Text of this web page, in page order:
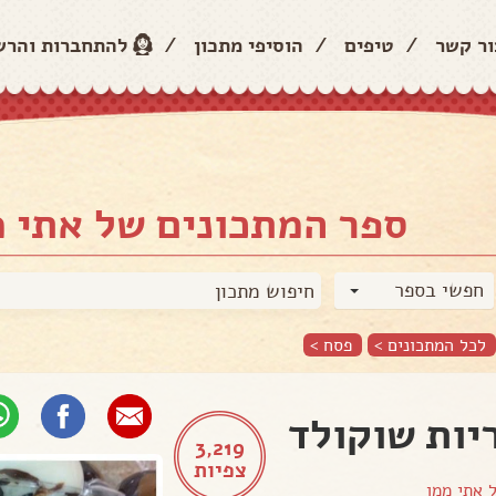
קשר / טיפים / הוסיפי מתכון / להתחברות
ספר המתכונים של אתי
חפשי בספר
לכל המתכונים > פסח >
3,219
צפיות
שוקולד
אתי ממן